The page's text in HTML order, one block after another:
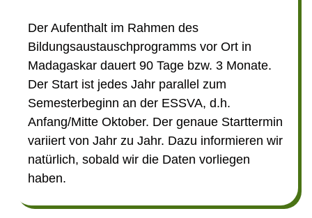
Der Aufenthalt im Rahmen des
Bildungsaustauschprogramms vor Ort in
Madagaskar dauert 90 Tage bzw. 3 Monate.
Der Start ist jedes Jahr parallel zum
Semesterbeginn an der ESSVA, d.h.
Anfang/Mitte Oktober. Der genaue Starttermin
variiert von Jahr zu Jahr. Dazu informieren wir
natürlich, sobald wir die Daten vorliegen
haben.